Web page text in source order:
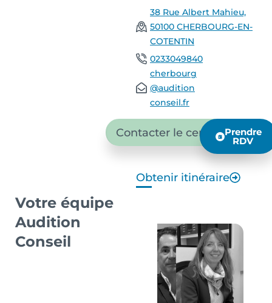
38 Rue Albert Mahieu,
50100 CHERBOURG-EN-
COTENTIN
0233049840
cherbourg
@audition
conseil.fr
Contacter le centre Prendre
RDV
Obtenir itinéraire
Votre équipe
Audition
Conseil